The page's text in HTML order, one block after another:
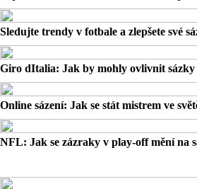
Sledujte trendy v fotbale a zlepšete své
Giro dItalia: Jak by mohly ovlivnit sázky
Online sázení: Jak se stát mistrem ve
NFL: Jak se zázraky v play-off mění na